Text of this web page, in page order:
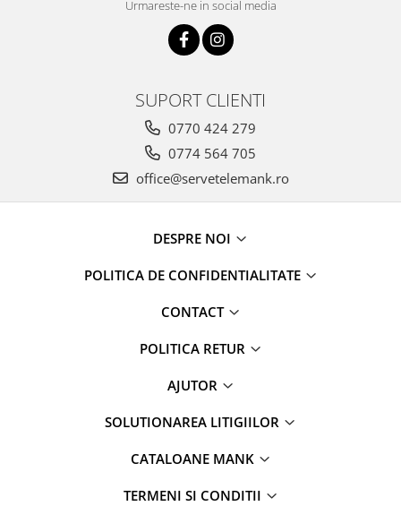
Urmareste-ne in social media
SUPORT CLIENTI
0770 424 279
0774 564 705
office@servetelemank.ro
DESPRE NOI
POLITICA DE CONFIDENTIALITATE
CONTACT
POLITICA RETUR
AJUTOR
SOLUTIONAREA LITIGIILOR
CATALOANE MANK
TERMENI SI CONDITII